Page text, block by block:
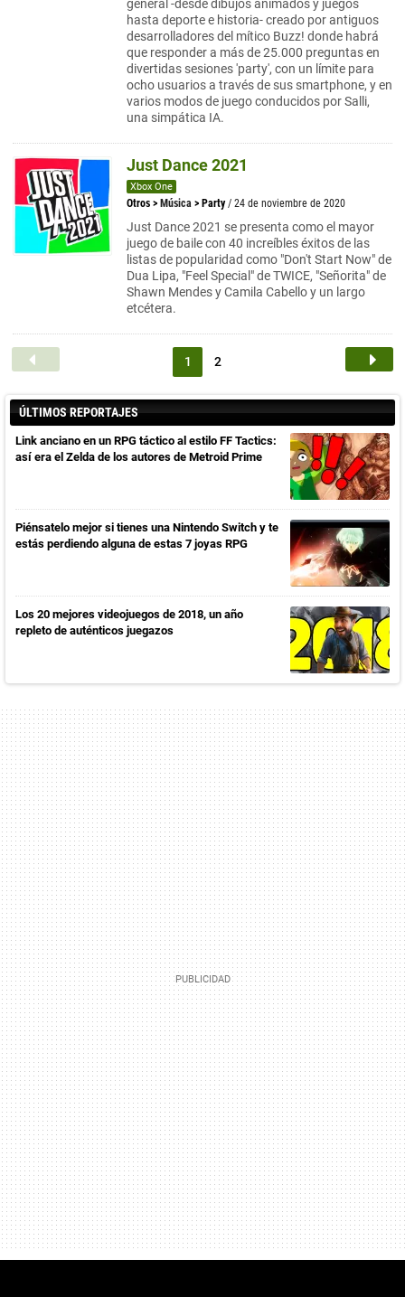
general -desde dibujos animados y juegos
hasta deporte e historia- creado por antiguos
desarrolladores del mítico Buzz! donde habrá
que responder a más de 25.000 preguntas en
divertidas sesiones 'party', con un límite para
ocho usuarios a través de sus smartphone, y en
varios modos de juego conducidos por Salli,
una simpática IA.
Just Dance 2021
Xbox One
Otros > Música > Party / 24 de noviembre de 2020
Just Dance 2021 se presenta como el mayor
juego de baile con 40 increíbles éxitos de las
listas de popularidad como "Don't Start Now" de
Dua Lipa, "Feel Special" de TWICE, "Señorita" de
Shawn Mendes y Camila Cabello y un largo
etcétera.
1 2
ÚLTIMOS REPORTAJES
Link anciano en un RPG táctico al estilo FF Tactics:
así era el Zelda de los autores de Metroid Prime
Piénsatelo mejor si tienes una Nintendo Switch y te
estás perdiendo alguna de estas 7 joyas RPG
Los 20 mejores videojuegos de 2018, un año
repleto de auténticos juegazos